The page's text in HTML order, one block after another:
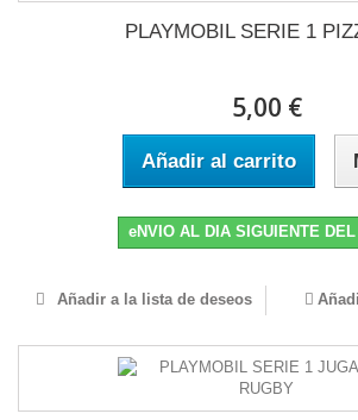
PLAYMOBIL SERIE 1
5,00 €
Añadir al carrito
eNVIO AL DIA SIGUIENTE
Añadir a la lista de deseos